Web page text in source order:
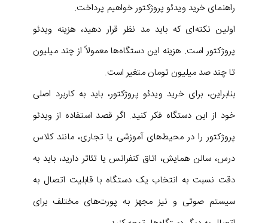
راهنمای خرید ویدئو پروژکتور خواهیم پرداخت.
اولین نکته‌ای که باید مد نظر قرار دهید، هزینه ویدئو
پروژکتور است. هزینه این دستگاه‌ها معمولاً از چند میلیون
تا چند صد میلیون تومان متغیر است.
بنابراین، برای خرید ویدئو پروژکتور، باید به کاربرد اصلی
خود از این دستگاه فکر کنید. اگر قصد استفاده از ویدئو
پروژکتور را در محیط‌های آموزشی یا تجاری، مانند کلاس
درس، سالن همایش، اتاق کنفرانس یا تئاتر دارید، باید به
دقت نسبت به انتخاب یک دستگاه با قابلیت اتصال به
سیستم صوتی و نیز مجهز به پورت‌های مختلف برای